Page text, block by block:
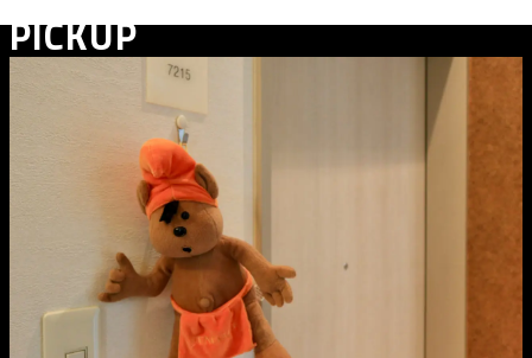
PICKUP